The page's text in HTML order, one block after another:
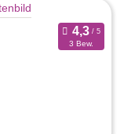
3 Bew.